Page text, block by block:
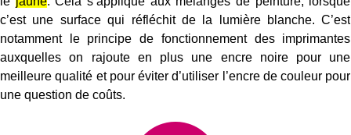
c’est une surface qui réfléchit de la lumière blanche. C’est
notamment le principe de fonctionnement des imprimantes
auxquelles on rajoute en plus une encre noire pour une
meilleure qualité et pour éviter d’utiliser l’encre de couleur pour
une question de coûts.